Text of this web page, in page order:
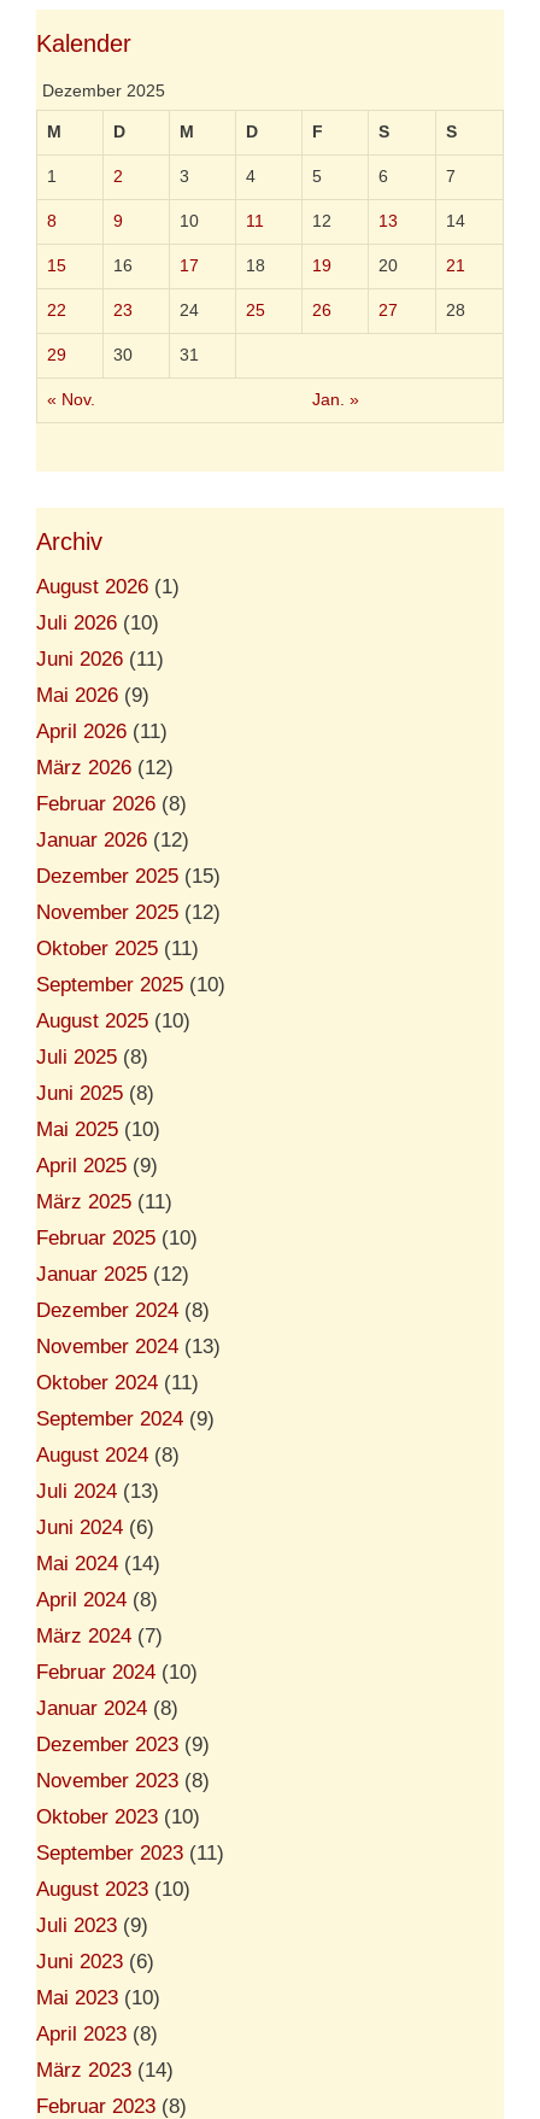
Kalender
Dezember 2025
M D M D F S S
« Nov. Jan. »
1 2 3 4 5 6 7
8 9 10 11 12 13 14
15 16 17 18 19 20 21
22 23 24 25 26 27 28
29 30 31
Archiv
August 2026 (1)
Juli 2026 (10)
Juni 2026 (11)
Mai 2026 (9)
April 2026 (11)
März 2026 (12)
Februar 2026 (8)
Januar 2026 (12)
Dezember 2025 (15)
November 2025 (12)
Oktober 2025 (11)
September 2025 (10)
August 2025 (10)
Juli 2025 (8)
Juni 2025 (8)
Mai 2025 (10)
April 2025 (9)
März 2025 (11)
Februar 2025 (10)
Januar 2025 (12)
Dezember 2024 (8)
November 2024 (13)
Oktober 2024 (11)
September 2024 (9)
August 2024 (8)
Juli 2024 (13)
Juni 2024 (6)
Mai 2024 (14)
April 2024 (8)
März 2024 (7)
Februar 2024 (10)
Januar 2024 (8)
Dezember 2023 (9)
November 2023 (8)
Oktober 2023 (10)
September 2023 (11)
August 2023 (10)
Juli 2023 (9)
Juni 2023 (6)
Mai 2023 (10)
April 2023 (8)
März 2023 (14)
Februar 2023 (8)